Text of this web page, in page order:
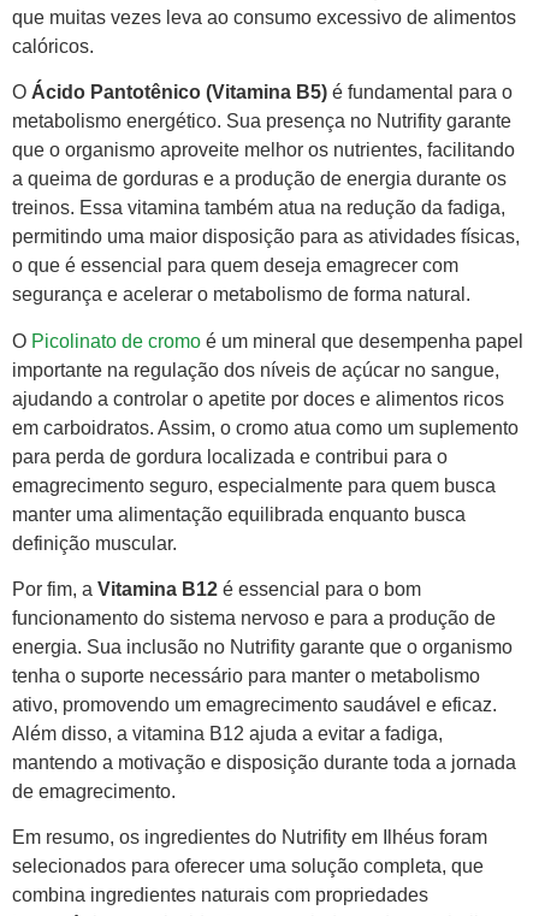
que muitas vezes leva ao consumo excessivo de alimentos
calóricos.
O Ácido Pantotênico (Vitamina B5) é fundamental para o
metabolismo energético. Sua presença no Nutrifity garante
que o organismo aproveite melhor os nutrientes, facilitando
a queima de gorduras e a produção de energia durante os
treinos. Essa vitamina também atua na redução da fadiga,
permitindo uma maior disposição para as atividades físicas,
o que é essencial para quem deseja emagrecer com
segurança e acelerar o metabolismo de forma natural.
O Picolinato de cromo é um mineral que desempenha papel
importante na regulação dos níveis de açúcar no sangue,
ajudando a controlar o apetite por doces e alimentos ricos
em carboidratos. Assim, o cromo atua como um suplemento
para perda de gordura localizada e contribui para o
emagrecimento seguro, especialmente para quem busca
manter uma alimentação equilibrada enquanto busca
definição muscular.
Por fim, a Vitamina B12 é essencial para o bom
funcionamento do sistema nervoso e para a produção de
energia. Sua inclusão no Nutrifity garante que o organismo
tenha o suporte necessário para manter o metabolismo
ativo, promovendo um emagrecimento saudável e eficaz.
Além disso, a vitamina B12 ajuda a evitar a fadiga,
mantendo a motivação e disposição durante toda a jornada
de emagrecimento.
Em resumo, os ingredientes do Nutrifity em Ilhéus foram
selecionados para oferecer uma solução completa, que
combina ingredientes naturais com propriedades